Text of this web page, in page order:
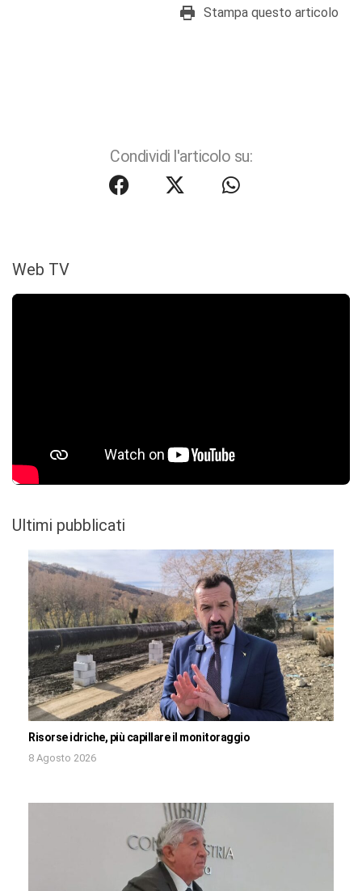
Stampa questo articolo
Condividi l'articolo su:
Web TV
Ultimi pubblicati
Risorse idriche, più capillare il monitoraggio
8 Agosto 2026